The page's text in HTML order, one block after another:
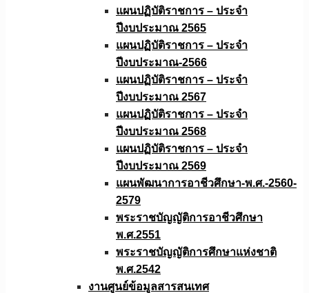
แผนปฏิบัติราชการ – ประจำ
ปีงบประมาณ 2565
แผนปฏิบัติราชการ – ประจำ
ปีงบประมาณ-2566
แผนปฏิบัติราชการ – ประจำ
ปีงบประมาณ 2567
แผนปฏิบัติราชการ – ประจำ
ปีงบประมาณ 2568
แผนปฏิบัติราชการ – ประจำ
ปีงบประมาณ 2569
แผนพัฒนาการอาชีวศึกษา-พ.ศ.-2560-
2579
พระราชบัญญัติการอาชีวศึกษา
พ.ศ.2551
พระราชบัญญัติการศึกษาแห่งชาติ
พ.ศ.2542
งานศูนย์ข้อมูลสารสนเทศ